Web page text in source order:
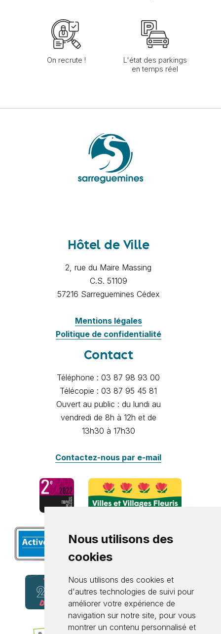
Nous utilisons des
cookies
Nous utilisons des cookies et
d'autres technologies de suivi pour
améliorer votre expérience de
navigation sur notre site, pour vous
montrer un contenu personnalisé et
On recrute !
L'état des parkings
en temps réel
Hôtel de Ville
2, rue du Maire Massing
C.S. 51109
57216 Sarreguemines Cédex
Mentions légales
Politique de confidentialité
Contact
Téléphone : 03 87 98 93 00
Télécopie : 03 87 95 45 81
Ouvert au public : du lundi au
vendredi de 8h à 12h et de
13h30 à 17h30
Contactez-nous par e-mail